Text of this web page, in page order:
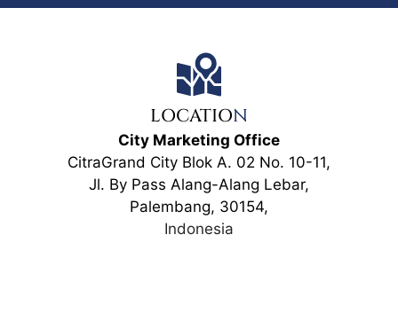
LOCATION
City Marketing Office
CitraGrand City Blok A. 02 No. 10-11,
Jl. By Pass Alang-Alang Lebar,
Palembang, 30154,
Indonesia